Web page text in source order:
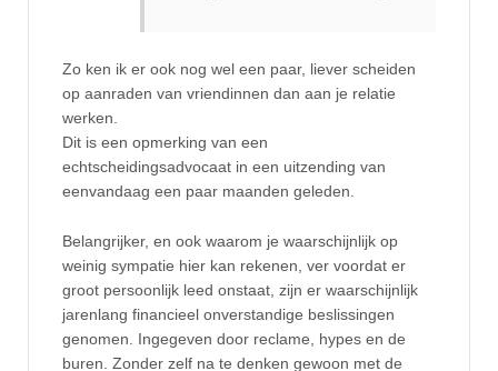
Zo ken ik er ook nog wel een paar, liever scheiden
op aanraden van vriendinnen dan aan je relatie
werken.
Dit is een opmerking van een
echtscheidingsadvocaat in een uitzending van
eenvandaag een paar maanden geleden.
Belangrijker, en ook waarom je waarschijnlijk op
weinig sympatie hier kan rekenen, ver voordat er
groot persoonlijk leed onstaat, zijn er waarschijnlijk
jarenlang financieel onverstandige beslissingen
genomen. Ingegeven door reclame, hypes en de
buren. Zonder zelf na te denken gewoon met de